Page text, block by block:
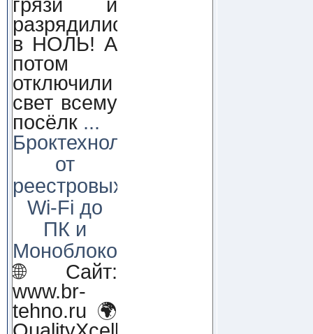
грязи и
разрядились
в НОЛЬ! А
потом
отключили
свет всему
посёлк ...
Броктехнолоджи:
от
реестровых
Wi-Fi до
ПК и
Моноблоков!
🌐 Сайт:
www.br-
tehno.ru 🌍